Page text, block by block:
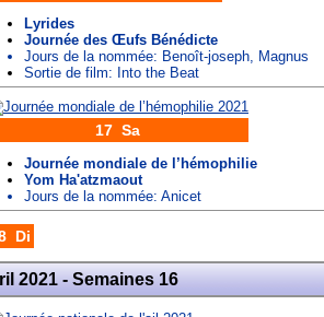
Lyrides
Journée des Œufs Bénédicte
Jours de la nommée: Benoît-joseph, Magnus
Sortie de film: Into the Beat
17 Sa
Journée mondiale de l’hémophilie
Yom Ha'atzmaout
Jours de la nommée: Anicet
Di
2021 - Semaines 16